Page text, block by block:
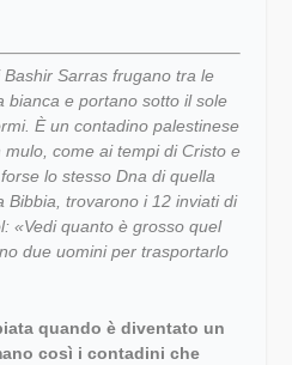
Sarras frugano tra le
bianca e portano sotto il sole
È un contadino palestinese
come ai tempi di Cristo e
lo stesso Dna di quella
Bibbia, trovarono i 12 inviati di
«Vedi quanto è grosso quel
due uomini per trasportarlo
quando è diventato un
così i contadini che